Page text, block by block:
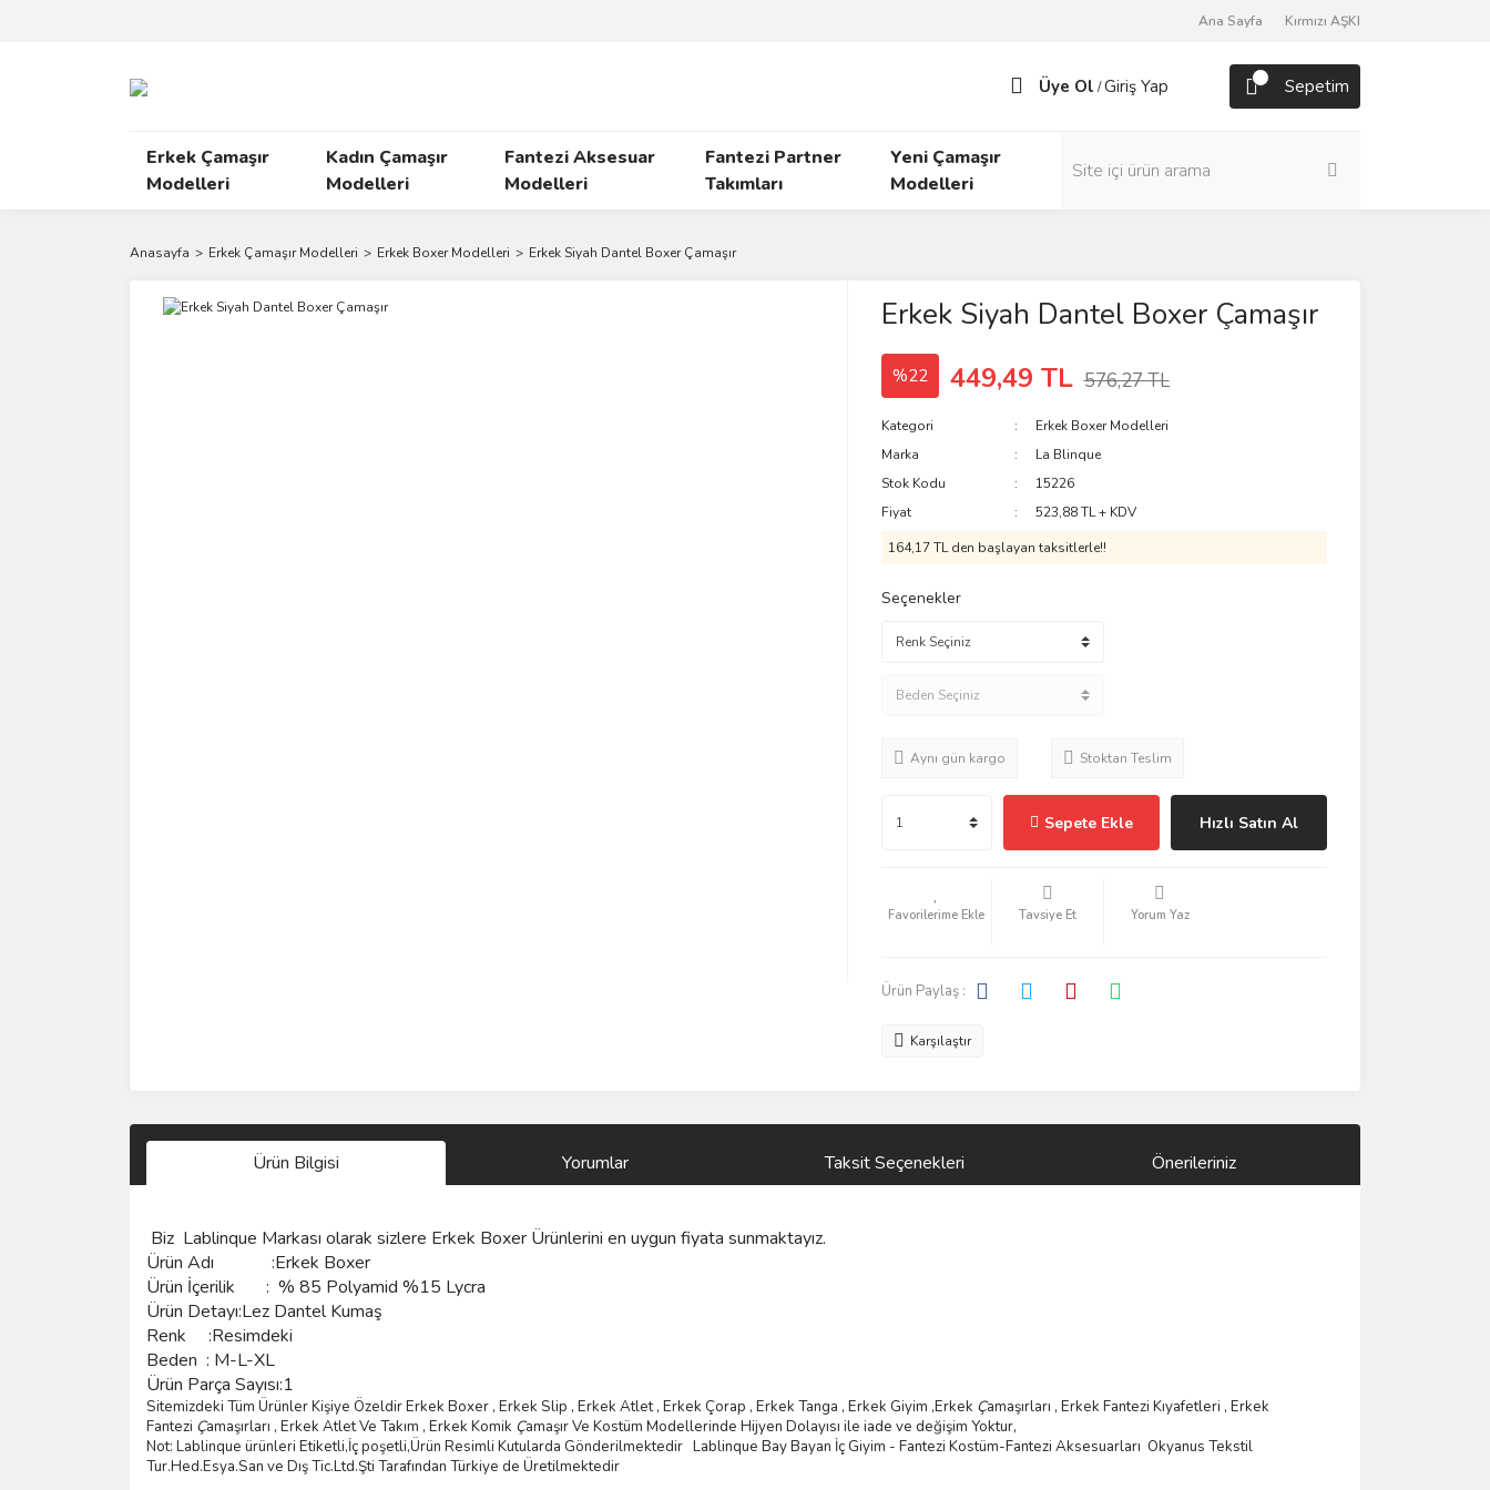
Ana Sayfa Kırmızı AŞKI
Üye Ol /Giriş Yap Sepetim
Erkek Çamaşır
Modelleri
Kadın Çamaşır
Modelleri
Fantezi Aksesuar
Modelleri
Fantezi Partner
Takımları
Yeni Çamaşır
Modelleri
Anasayfa Erkek Çamaşır Modelleri Erkek Boxer Modelleri Erkek Siyah Dantel Boxer Çamaşır
Erkek Siyah Dantel Boxer Çamaşır
%22 449,49 TL 576,27 TL
Kategori
Erkek Boxer Modelleri
Marka
La Blinque
Stok Kodu
15226
Fiyat
523,88 TL + KDV
164,17 TL den başlayan taksitlerle!!
Seçenekler
Aynı gün kargo Stoktan Teslim
Sepete Ekle Hızlı Satın Al
Tavsiye Et Yorum Yaz
Ürün Paylaş :
Karşılaştır
Ürün Bilgisi Yorumlar Taksit Seçenekleri Önerileriniz
Biz Lablinque Markası olarak sizlere Erkek Boxer Ürünlerini en uygun fiyata sunmaktayız.
Ürün Adı :Erkek Boxer
Ürün İçerilik : % 85 Polyamid %15 Lycra
Ürün Detayı:Lez Dantel Kumaş
Renk :Resimdeki
Beden : M-L-XL
Ürün Parça Sayısı:1
Sitemizdeki Tüm Ürünler Kişiye Özeldir Erkek Boxer , Erkek Slip , Erkek Atlet , Erkek Çorap , Erkek Tanga , Erkek Giyim ,Erkek Çamaşırları , Erkek Fantezi Kıyafetleri , Erkek
Fantezi Çamaşırları , Erkek Atlet Ve Takım , Erkek Komik Çamaşır Ve Kostüm Modellerinde Hijyen Dolayısı ile iade ve değişim Yoktur,
Not: Lablinque ürünleri Etiketli,İç poşetli,Ürün Resimli Kutularda Gönderilmektedir Lablinque Bay Bayan İçGiyim - Fantezi Kostüm-Fantezi Aksesuarları Okyanus Tekstil
Tur.Hed.Esya.San ve DışTic.Ltd.Şti Tarafından Türkiye de Üretilmektedir